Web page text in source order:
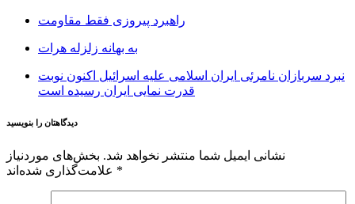
راهبرد پیروزی فقط مقاومت
به بهانه زلزله هرات
نبرد سربازان نامرئی ایران اسلامی علیه اسرائیل اکنون نوبت
قدرت نمایی ایران رسیده است
دیدگاهتان را بنویسید
نشانی ایمیل شما منتشر نخواهد شد. بخش‌های موردنیاز
*